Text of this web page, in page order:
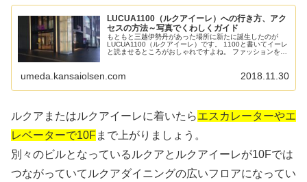
LUCUA1100（ルクアイーレ）への行き方、アク
セスの方法～写真でくわしくガイド
もともと三越伊勢丹があった場所に新たに誕生したのが
LUCUA1100（ルクアイーレ）です。 1100と書いてイーレ
と読ませるところがおしゃれですよね。 ファッションを中
umeda.kansaiolsen.com 2018.11.30
ルクアまたはルクアイーレに着いたらエスカレーターやエ
レベーターで10Fまで上がりましょう。
別々のビルとなっているルクアとルクアイーレが10Fでは
つながっていてルクアダイニングの広いフロアになってい